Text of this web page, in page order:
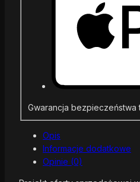
Gwarancja bezpieczeństwa
Opis
Informacje dodatkowe
Opinie (0)